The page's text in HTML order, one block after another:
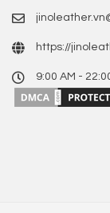
https://
9:00 AM -